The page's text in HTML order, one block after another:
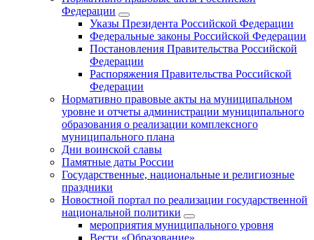
Федерации
Указы Президента Российской Федерации
Федеральные законы Российской Федерации
Постановления Правительства Российской
Федерации
Распоряжения Правительства Российской
Федерации
Нормативно правовые акты на муниципальном
уровне и отчеты администрации муниципального
образования о реализации комплексного
муниципального плана
Дни воинской славы
Памятные даты России
Государственные, национальные и религиозные
праздники
Новостной портал по реализации государственной
национальной политики
мероприятия муниципального уровня
Вести «Образование»